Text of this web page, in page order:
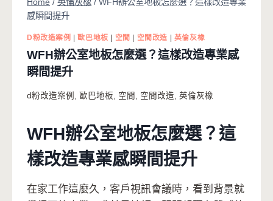
感瞬間提升
D粉改造案例 |歐巴地板 | 空間 | 空間改造 | 英倫灰橡
WFH辦公室地板怎麼選？這樣改造專業感
瞬間提升
d粉改造案例 , 歐巴地板, 空間 , 空間改造, 英倫灰橡
WFH辦公室地板怎麼選？這
樣改造專業感瞬間提升
在家工作這麼久，客戶視訊會議時，看到背景就